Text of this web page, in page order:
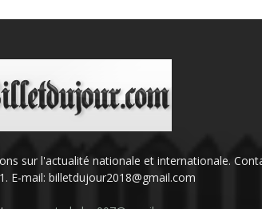
sur l'actualité nationale et internationale.
E-mail: billetdujour2018@gmail.com